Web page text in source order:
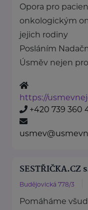
Opora pro
onkologickým
jejich rodiny
Posláním
Úsměv nejen pro
https://
+420 739 360
SESTŘIČKA.CZ
Budějovická 778/3
Pomáháme